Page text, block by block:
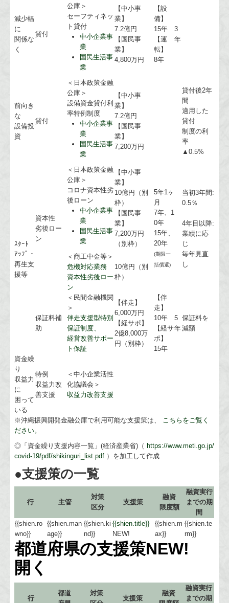
減少幅
に
関係な
く
貸付
公庫＞
セーフティネッ
ト貸付
中小企業事
業
国民生活事
業
【中小事
業】
7.2億円
【国民事
業】
4,800万円
【設
備】
15年
【運
転】
8年
3
年
前向き
な
設備投
資
貸付
＜日本政策金融
公庫＞
設備資金貸付利
率特例制度
中小企業事
業
国民生活事
業
【中小事
業】
7.2億円
【国民事
業】
7,200万円
貸付後2年
間
適用した
貸付
制度の利
率
▲0.5%
ｽﾀｰﾄ
ｱｯﾌﾟ・
再生支
援等
資本性
劣後ロー
ン
＜日本政策金融
公庫＞
コロナ資本性劣
後ローン
中小企業事
業
国民生活事
業
【中小事
業】
10億円（別
枠）
【国民事
業】
7,200万円
（別枠）
5年1ヶ
月
7年、1
0年
15年、
20年
(期限一
括償還)
当初3年間:
0.5％
4年目以降:
業績に応
じ
毎年見直
し
＜商工中金等＞
危機対応業務
資本性劣後ロー
ン
10億円（別
枠）
保証料補
助
＜民間金融機関
＞
伴走支援型特別
保証制度、
経営改善サポー
ト保証
【伴走】
6,000万円
【経サポ】
2億8,000万
円（別枠）
【伴
走】
10年
【経サ
ポ】
15年
5
年
保証料を
減額
資金繰
り
収益力
に
困って
いる
特例
収益力改
善支援
＜中小企業活性
化協議会＞
収益力改善支援
※沖縄振興開発金融公庫で利用可能な支援策は、 こちらをご覧く
ださい。
◎「資金繰り支援内容一覧」(経済産業省)（ https://www.meti.go.jp/
covid-19/pdf/shikinguri_list.pdf ）を加工して作成
●支援策の一覧
行 主管
対策
区分
支援策
融資
限度額
融資実行
までの期
間
{{shien.ro
wno}}
{{shien.man
age}}
{{shien.ki
nd}}
{{shien.title}}
NEW!
{{shien.m
ax}}
{{shien.te
rm}}
都道府県の支援策NEW!
開く
行
都道
対策
支援策
融資
融資実行
までの期